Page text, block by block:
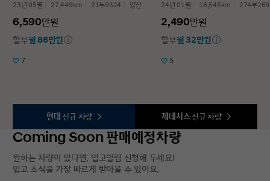
23년 05월 27,449km 21누9324 양산
6,590만원
할부월 86만원
7
24년 01월 16,545km 274부
2,490만원
할부월 32만원
5
현대 신규 차량 제네시스 신규 차량
Coming Soon 판매예정차량
원하는 차량이 있다면, 입고알림 신청해 두세요!
입고 소식을 가장 빠르게 받아볼 수 있어요.